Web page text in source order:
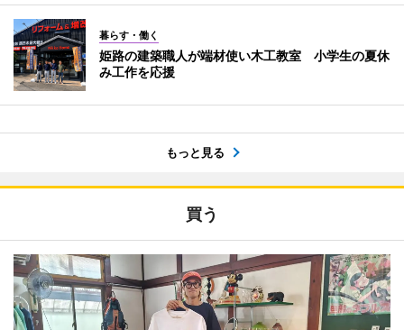
暮らす・働く
姫路の建築職人が端材使い木工教室 小学生の夏休
み工作を応援
もっと見る
買う